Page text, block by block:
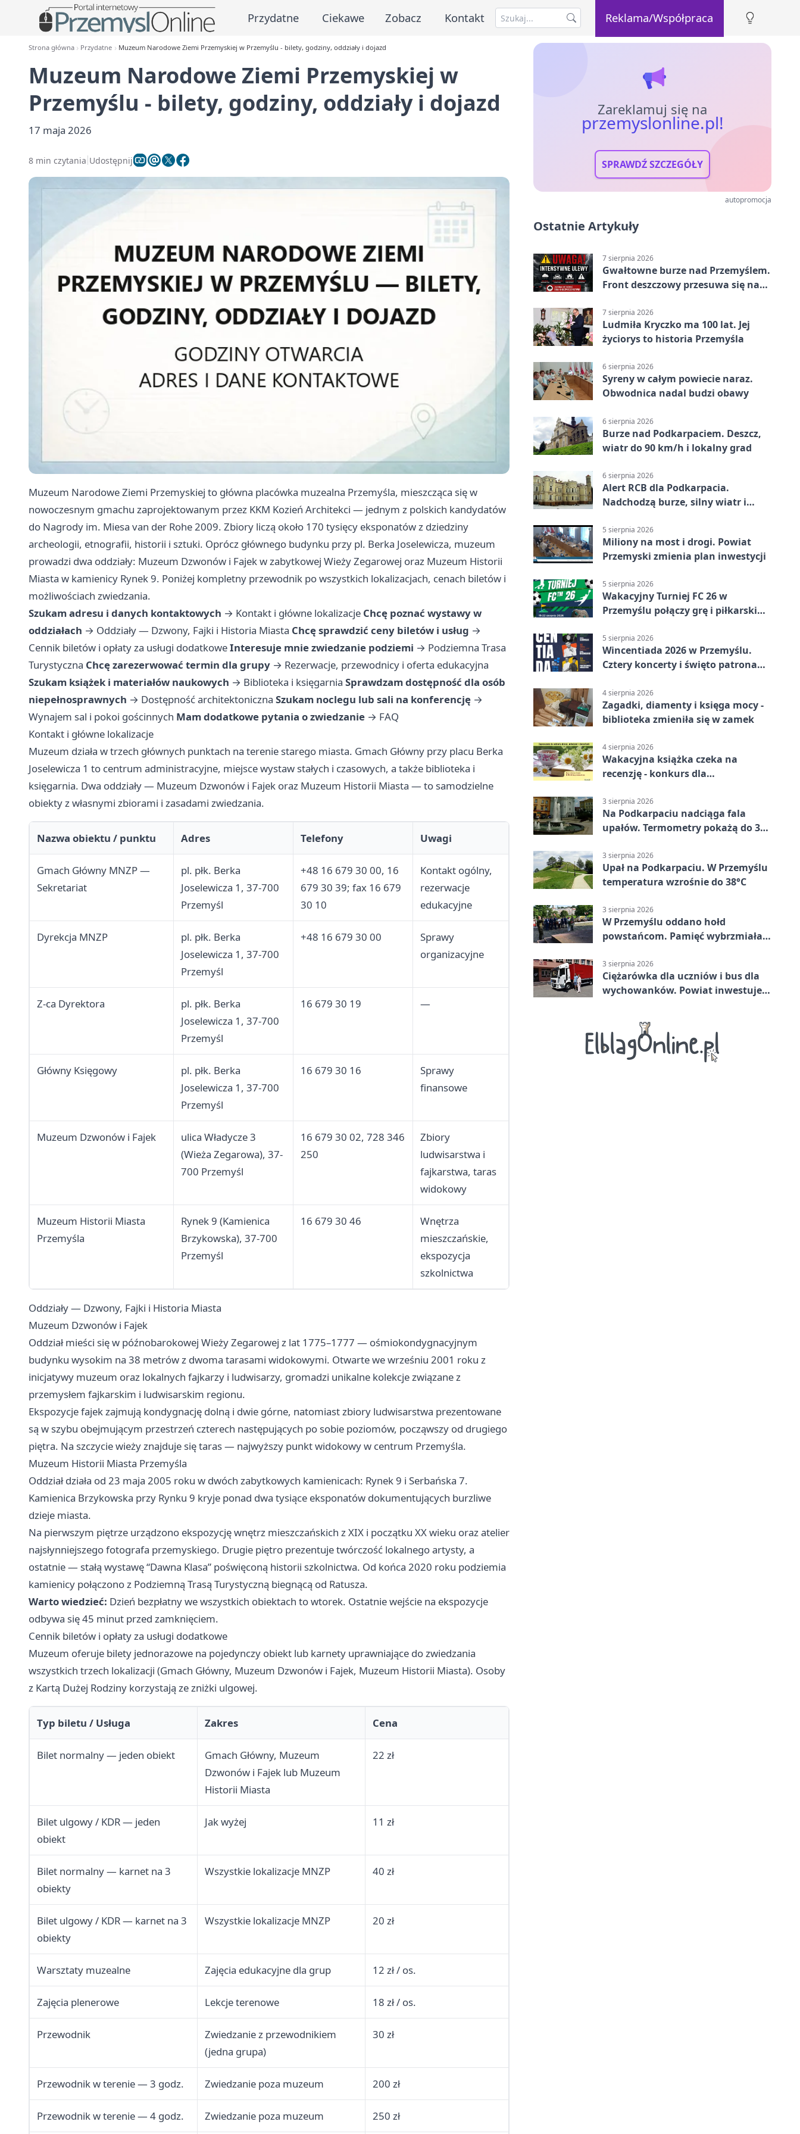
Przydatne Ciekawe Zobacz Kontakt Reklama/Współpraca
Strona główna Przydatne Muzeum Narodowe Ziemi Przemyskiej w Przemyślu - bilety, godziny, oddziały i dojazd
Muzeum Narodowe Ziemi Przemyskiej w
Przemyślu - bilety, godziny, oddziały i dojazd
17 maja 2026
8 min czytania Udostępnij
Muzeum Narodowe Ziemi Przemyskiej to główna placówka muzealna Przemyśla, mieszcząca się w
nowoczesnym gmachu zaprojektowanym przez KKM Kozień Architekci — jednym z polskich kandydatów
do Nagrody im. Miesa van der Rohe 2009. Zbiory liczą około 170 tysięcy eksponatów z dziedziny
archeologii, etnografii, historii i sztuki. Oprócz głównego budynku przy pl. Berka Joselewicza, muzeum
prowadzi dwa oddziały: Muzeum Dzwonów i Fajek w zabytkowej Wieży Zegarowej oraz Muzeum Historii
Miasta w kamienicy Rynek 9. Poniżej kompletny przewodnik po wszystkich lokalizacjach, cenach biletów i
możliwościach zwiedzania.
Szukam adresu i danych kontaktowych → Kontakt i główne lokalizacje Chcę poznać wystawy w
oddziałach → Oddziały — Dzwony, Fajki i Historia Miasta Chcę sprawdzić ceny biletów i usług →
Cennik biletów i opłaty za usługi dodatkoweInteresuje mnie zwiedzanie podziemi → Podziemna Trasa
Turystyczna Chcę zarezerwować termin dla grupy → Rezerwacje, przewodnicy i oferta edukacyjna
Szukam książek i materiałów naukowych → Biblioteka i księgarnia Sprawdzam dostępność dla osób
niepełnosprawnych → Dostępność architektoniczna Szukam noclegu lub sali na konferencję →
Wynajem sal i pokoi gościnnych Mam dodatkowe pytania o zwiedzanie → FAQ
Kontakt i główne lokalizacje
Muzeum działa w trzech głównych punktach na terenie starego miasta. Gmach Główny przy placu Berka
Joselewicza 1 to centrum administracyjne, miejsce wystaw stałych i czasowych, a także biblioteka i
księgarnia. Dwa oddziały — Muzeum Dzwonów i Fajek oraz Muzeum Historii Miasta — to samodzielne
obiekty z własnymi zbiorami i zasadami zwiedzania.
Nazwa obiektu / punktu Adres Telefony Uwagi
Gmach Główny MNZP —
Sekretariat
pl. płk. Berka
Joselewicza 1, 37-700
Przemyśl
+48 16 679 30 00, 16
679 30 39; fax 16 679
30 10
Kontakt ogólny,
rezerwacje
edukacyjne
Dyrekcja MNZP
pl. płk. Berka
Joselewicza 1, 37-700
Przemyśl
+48 16 679 30 00
Sprawy
organizacyjne
Z-ca Dyrektora
pl. płk. Berka
Joselewicza 1, 37-700
Przemyśl
16 679 30 19 —
Główny Księgowy
pl. płk. Berka
Joselewicza 1, 37-700
Przemyśl
16 679 30 16
Sprawy
finansowe
Muzeum Dzwonów i Fajek
ulica Władycze 3
(Wieża Zegarowa), 37-
700 Przemyśl
16 679 30 02, 728 346
250
Zbiory
ludwisarstwa i
fajkarstwa, taras
widokowy
Muzeum Historii Miasta
Przemyśla
Rynek 9 (Kamienica
Brzykowska), 37-700
Przemyśl
16 679 30 46
Wnętrza
mieszczańskie,
ekspozycja
szkolnictwa
Oddziały — Dzwony, Fajki i Historia Miasta
Muzeum Dzwonów i Fajek
Oddział mieści się w późnobarokowej Wieży Zegarowej z lat 1775–1777 — ośmiokondygnacyjnym
budynku wysokim na 38 metrów z dwoma tarasami widokowymi. Otwarte we wrześniu 2001 roku z
inicjatywy muzeum oraz lokalnych fajkarzy i ludwisarzy, gromadzi unikalne kolekcje związane z
przemysłem fajkarskim i ludwisarskim regionu.
Ekspozycje fajek zajmują kondygnację dolną i dwie górne, natomiast zbiory ludwisarstwa prezentowane
są w szybu obejmującym przestrzeń czterech następujących po sobie poziomów, począwszy od drugiego
piętra. Na szczycie wieży znajduje się taras — najwyższy punkt widokowy w centrum Przemyśla.
Muzeum Historii Miasta Przemyśla
Oddział działa od 23 maja 2005 roku w dwóch zabytkowych kamienicach: Rynek 9 i Serbańska 7.
Kamienica Brzykowska przy Rynku 9 kryje ponad dwa tysiące eksponatów dokumentujących burzliwe
dzieje miasta.
Na pierwszym piętrze urządzono ekspozycję wnętrz mieszczańskich z XIX i początku XX wieku oraz atelier
najsłynniejszego fotografa przemyskiego. Drugie piętro prezentuje twórczość lokalnego artysty, a
ostatnie — stałą wystawę “Dawna Klasa” poświęconą historii szkolnictwa. Od końca 2020 roku podziemia
kamienicy połączono z Podziemną Trasą Turystyczną biegnącą od Ratusza.
Warto wiedzieć: Dzień bezpłatny we wszystkich obiektach to wtorek. Ostatnie wejście na ekspozycje
odbywa się 45 minut przed zamknięciem.
Cennik biletów i opłaty za usługi dodatkowe
Muzeum oferuje bilety jednorazowe na pojedynczy obiekt lub karnety uprawniające do zwiedzania
wszystkich trzech lokalizacji (Gmach Główny, Muzeum Dzwonów i Fajek, Muzeum Historii Miasta). Osoby
z Kartą Dużej Rodziny korzystają ze zniżki ulgowej.
Typ biletu / Usługa Zakres Cena
Bilet normalny — jeden obiekt
Gmach Główny, Muzeum
Dzwonów i Fajek lub Muzeum
Historii Miasta
22 zł
Bilet ulgowy / KDR — jeden
obiekt
Jak wyżej 11 zł
Bilet normalny — karnet na 3
obiekty
Wszystkie lokalizacje MNZP 40 zł
Bilet ulgowy / KDR — karnet na 3
obiekty
Wszystkie lokalizacje MNZP 20 zł
Warsztaty muzealne Zajęcia edukacyjne dla grup 12 zł / os.
Zajęcia plenerowe Lekcje terenowe 18 zł / os.
Przewodnik
Zwiedzanie z przewodnikiem
(jedna grupa)
30 zł
Przewodnik w terenie — 3 godz. Zwiedzanie poza muzeum 200 zł
Przewodnik w terenie — 4 godz. Zwiedzanie poza muzeum 250 zł
Zareklamuj się na
przemyslonline.pl!
SPRAWDŹ SZCZEGÓŁY
autopromocja
Ostatnie Artykuły
7 sierpnia 2026
Gwałtowne burze nad Przemyślem.
Front deszczowy przesuwa się na
7 sierpnia 2026
Ludmiła Kryczko ma 100 lat. Jej
życiorys to historia Przemyśla
6 sierpnia 2026
Syreny w całym powiecie naraz.
Obwodnica nadal budzi obawy
6 sierpnia 2026
Burze nad Podkarpaciem. Deszcz,
wiatr do 90 km/h i lokalny grad
6 sierpnia 2026
Alert RCB dla Podkarpacia.
Nadchodzą burze, silny wiatr i
5 sierpnia 2026
Miliony na most i drogi. Powiat
Przemyski zmienia plan inwestycji
5 sierpnia 2026
Wakacyjny Turniej FC 26 w
Przemyślu połączy grę i piłkarski
5 sierpnia 2026
Wincentiada 2026 w Przemyślu.
Cztery koncerty i święto patrona
4 sierpnia 2026
Zagadki, diamenty i księga mocy -
biblioteka zmieniła się w zamek
4 sierpnia 2026
Wakacyjna książka czeka na
recenzję - konkurs dla
3 sierpnia 2026
Na Podkarpaciu nadciąga fala
upałów. Termometry pokażą do 36
3 sierpnia 2026
Upał na Podkarpaciu. W Przemyślu
temperatura wzrośnie do 38°C
3 sierpnia 2026
W Przemyślu oddano hołd
powstańcom. Pamięć wybrzmiała
3 sierpnia 2026
Ciężarówka dla uczniów i bus dla
wychowanków. Powiat inwestuje